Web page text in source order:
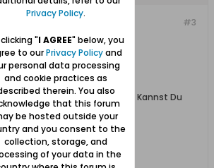
#3
Gr./ Kl.Walddorf
Datei leider nicht öffnen. Kannst Du
Anhang (jpg) senden.
Privacy Policy.
"I AGREE" below, you
to ourPrivacy Policyand
personal data processing
and cookie practices as
therein. You also
that this forum
be hosted outside your
and you consent to the
collection, storage, and
of your data in the